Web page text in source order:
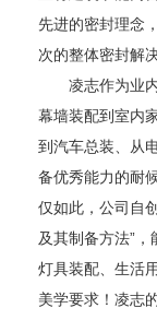
先进的密封理念
次的整体密封解
凌志作为业内
幕墙装配到室内
到汽车总装、从
备优秀能力的耐
仅如此，公司自
及其制备方法”，
灯具装配、生活
美学要求！凌志